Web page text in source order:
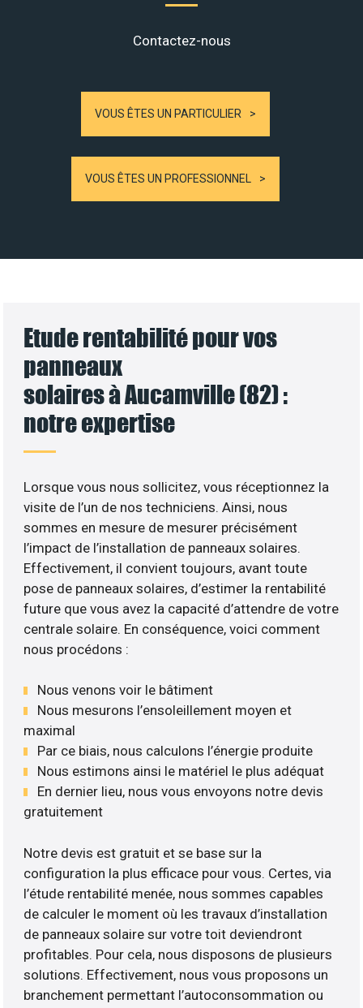
Contactez-nous
VOUS ÊTES UN PARTICULIER
VOUS ÊTES UN PROFESSIONNEL
Etude rentabilité pour vos
panneaux
solaires à Aucamville (82) :
notre expertise
Lorsque vous nous sollicitez, vous réceptionnez la
visite de l’un de nos techniciens. Ainsi, nous
sommes en mesure de mesurer précisément
l’impact de l’installation de panneaux solaires.
Effectivement, il convient toujours, avant toute
pose de panneaux solaires, d’estimer la rentabilité
future que vous avez la capacité d’attendre de votre
centrale solaire. En conséquence, voici comment
nous procédons :
Nous venons voir le bâtiment
Nous mesurons l’ensoleillement moyen et
maximal
Par ce biais, nous calculons l’énergie produite
Nous estimons ainsi le matériel le plus adéquat
En dernier lieu, nous vous envoyons notre devis
gratuitement
Notre devis est gratuit et se base sur la
configuration la plus efficace pour vous. Certes, via
l’étude rentabilité menée, nous sommes capables
de calculer le moment où les travaux d’installation
de panneaux solaire sur votre toit deviendront
profitables. Pour cela, nous disposons de plusieurs
solutions. Effectivement, nous vous proposons un
branchement permettant l’autoconsommation ou